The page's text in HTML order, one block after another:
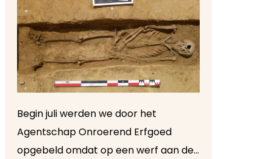
Begin juli werden we door het
Agentschap Onroerend Erfgoed
opgebeld omdat op een werf aan de Cottalaan in Tongeren een toevalsvondst was aangetroffen.